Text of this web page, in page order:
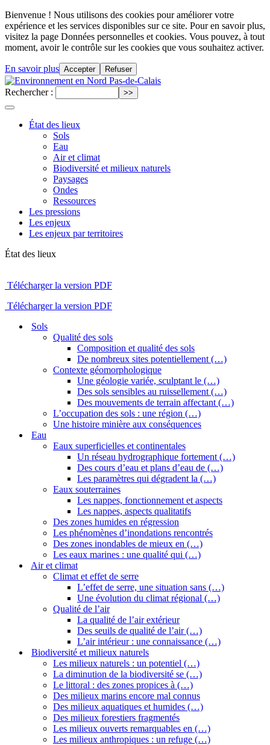
Bienvenue ! Nous utilisons des cookies pour améliorer votre
expérience et les services disponibles sur ce site. Pour en savoir plus,
visitez la page Données personnelles et cookies. Vous pouvez, à tout
moment, avoir le contrôle sur les cookies que vous souhaitez activer.
En savoir plus Accepter Refuser
Rechercher :
État des lieux
Sols
Eau
Air et climat
Biodiversité et milieux naturels
Paysages
Ondes
Ressources
Les pressions
Les enjeux
Les enjeux par territoires
État des lieux
Télécharger la version PDF
Télécharger la version PDF
Sols
Qualité des sols
Composition et qualité des sols
De nombreux sites potentiellement (…)
Contexte géomorphologique
Une géologie variée, sculptant le (…)
Des sols sensibles au ruissellement (…)
Des mouvements de terrain affectant (…)
L’occupation des sols : une région (…)
Une histoire minière aux conséquences
Eau
Eaux superficielles et continentales
Un réseau hydrographique fortement (…)
Des cours d’eau et plans d’eau de (…)
Les paramètres qui dégradent la (…)
Eaux souterraines
Les nappes, fonctionnement et aspects
Les nappes, aspects qualitatifs
Des zones humides en régression
Les phénomènes d’inondations rencontrés
Des zones inondables de mieux en (…)
Les eaux marines : une qualité qui (…)
Air et climat
Climat et effet de serre
L’effet de serre, une situation sans (…)
Une évolution du climat régional (…)
Qualité de l’air
La qualité de l’air extérieur
Des seuils de qualité de l’air (…)
L’air intérieur : une connaissance (…)
Biodiversité et milieux naturels
Les milieux naturels : un potentiel (…)
La diminution de la biodiversité se (…)
Le littoral : des zones propices à (…)
Des milieux marins encore mal connus
Des milieux aquatiques et humides (…)
Des milieux forestiers fragmentés
Les milieux ouverts remarquables en (…)
Les milieux anthropiques : un refuge (…)